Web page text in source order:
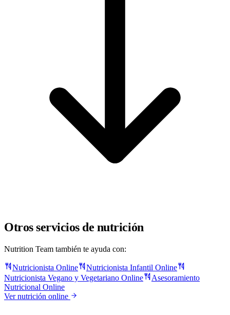
Otros servicios de nutrición
Nutrition Team también te ayuda con:
Nutricionista Online
Nutricionista Infantil Online
Nutricionista Vegano y Vegetariano Online
Asesoramiento
Nutricional Online
Ver nutrición online